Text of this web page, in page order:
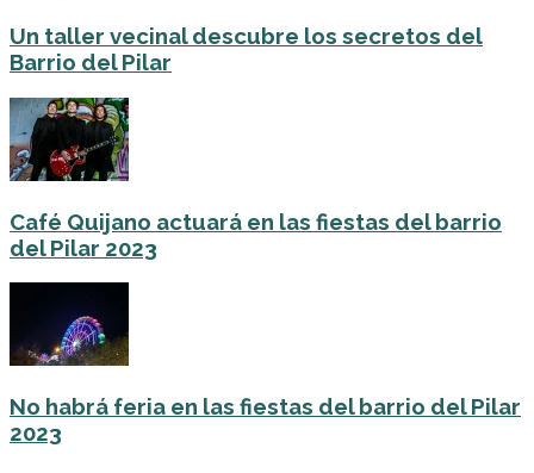
Un taller vecinal descubre los secretos del
Barrio del Pilar
Café Quijano actuará en las fiestas del barrio
del Pilar 2023
No habrá feria en las fiestas del barrio del Pilar
2023